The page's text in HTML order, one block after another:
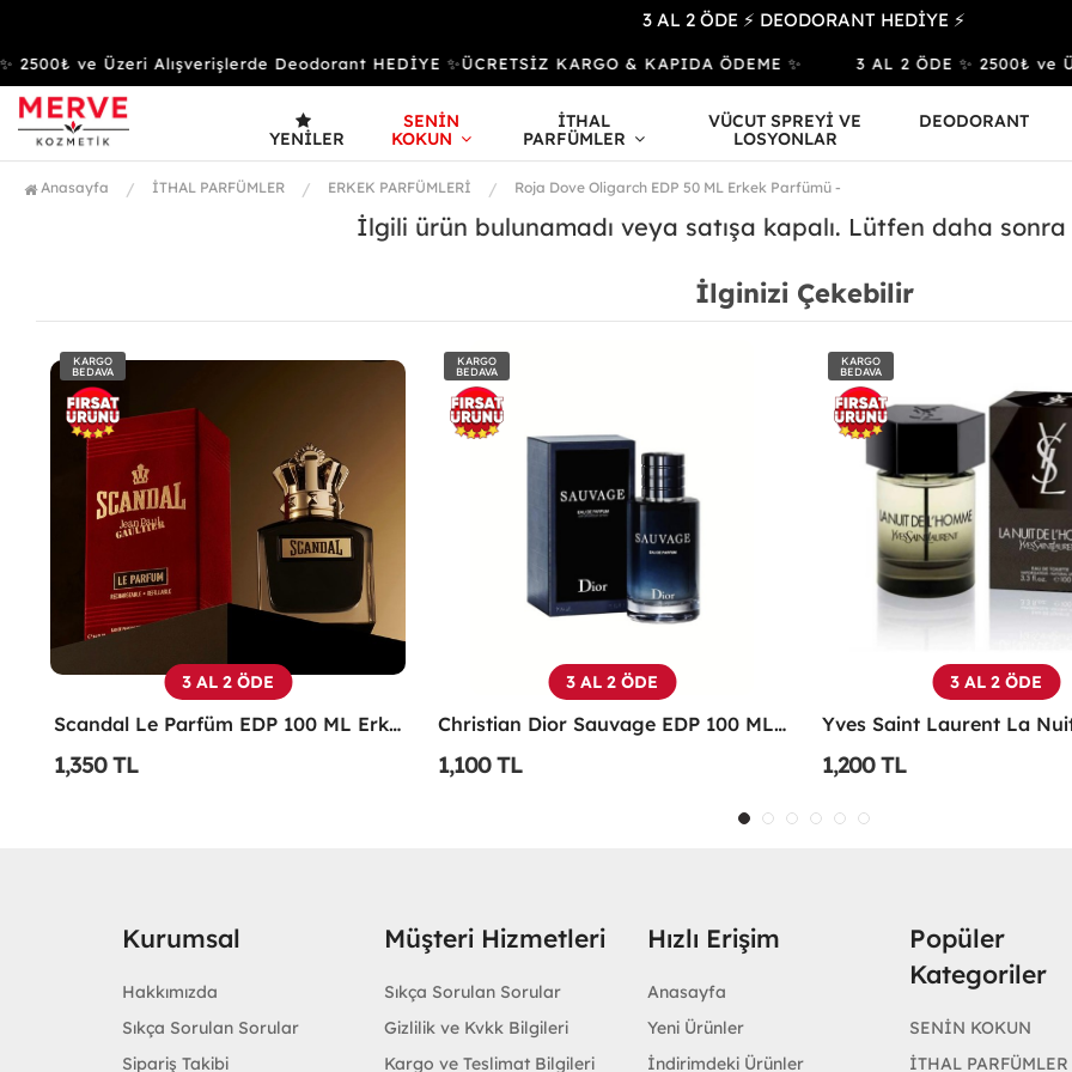
3 AL 2 ÖDE ⚡ DEODORANT HEDİYE ⚡
ve Üzeri Alışverişlerde Deodorant HEDİYE ✨ÜCRETSİZ KARGO & KAPIDA ÖDEME ✨ 3 AL 2 ÖDE ✨ 2500₺ ve
YENILER
SENİN
KOKUN
İTHAL
PARFÜMLER
VÜCUT SPREYİ VE
LOSYONLAR
DEODORANT
Anasayfa İTHAL PARFÜMLER ERKEK PARFÜMLERİ Roja Dove Oligarch EDP 50 ML Erkek Parfümü -
İlgili ürün bulunamadı veya satışa kapalı. Lütfen daha
İlginizi Çekebilir
KARGO
BEDAVA
3 AL 2 ÖDE
Scandal Le Parfüm EDP 100 ML Erkek Parfüm -
1,350 TL
KARGO
BEDAVA
3 AL 2 ÖDE
Christian Dior Sauvage EDP 100 ML Erkek Parfüm - CDDS
1,100 TL
KARGO
BEDAVA
3 AL 2 ÖDE
1,200 TL
Kurumsal
Hakkımızda
Sıkça Sorulan Sorular
Sipariş Takibi
Müşteri Hizmetleri
Sıkça Sorulan Sorular
Gizlilik ve Kvkk Bilgileri
Kargo ve Teslimat Bilgileri
Hızlı Erişim
Anasayfa
Yeni Ürünler
İndirimdeki Ürünler
Popüler
Kategoriler
SENİN KOKUN
İTHAL PARFÜMLER